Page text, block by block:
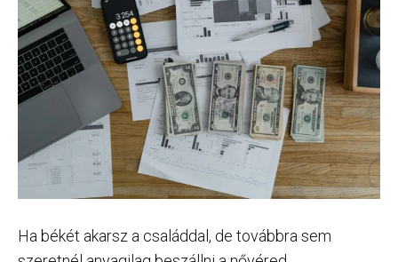
Ha békét akarsz a családdal, de továbbra sem